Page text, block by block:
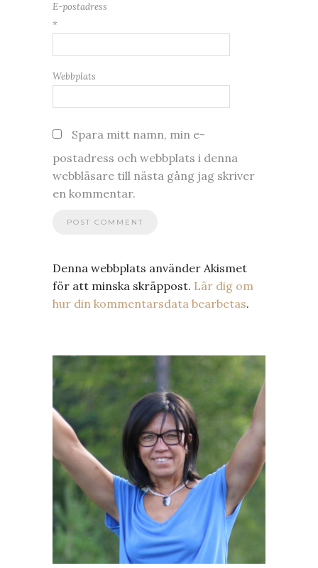
E-postadress
*
Webbplats
Spara mitt namn, min e-
postadress och webbplats i denna
webbläsare till nästa gång jag skriver
en kommentar.
Denna webbplats använder Akismet
för att minska skräppost. Lär dig om
hur din kommentarsdata bearbetas.